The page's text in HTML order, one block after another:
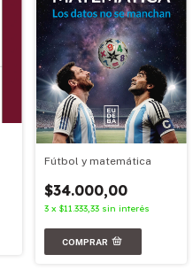
Fútbol y matemática
$34.000,00
3 x $11.333,33 sin interés